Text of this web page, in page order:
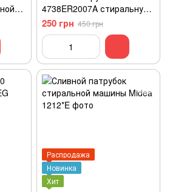
4738ER2007A стиральную
машини LG
250 грн 450 грн
Распродажа
Новинка
Хит